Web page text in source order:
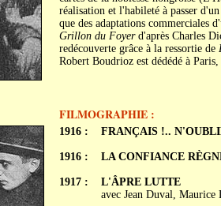
réalisation et l'habileté à passer
que des adaptations commerciales
Grillon du Foyer d'après Charles
redécouverte grâce à la ressortie de
Robert Boudrioz est dédédé à
FILMOGRAPHIE :
1916 :
1916 :
1917 :
FRANÇAIS !..
LA CONFIANCE
L'ÂPRE LUTTE
avec Jean Duval, Maurice